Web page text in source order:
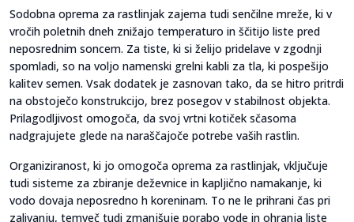
Sodobna oprema za rastlinjak zajema tudi senčilne mreže, ki v
vročih poletnih dneh znižajo temperaturo in ščitijo liste pred
neposrednim soncem. Za tiste, ki si želijo pridelave v zgodnji
spomladi, so na voljo namenski grelni kabli za tla, ki pospešijo
kalitev semen. Vsak dodatek je zasnovan tako, da se hitro pritrdi
na obstoječo konstrukcijo, brez posegov v stabilnost objekta.
Prilagodljivost omogoča, da svoj vrtni kotiček sčasoma
nadgrajujete glede na naraščajoče potrebe vaših rastlin.
Organiziranost, ki jo omogoča oprema za rastlinjak, vključuje
tudi sisteme za zbiranje deževnice in kapljično namakanje, ki
vodo dovaja neposredno h koreninam. To ne le prihrani čas pri
zalivanju, temveč tudi zmanjšuje porabo vode in ohranja liste